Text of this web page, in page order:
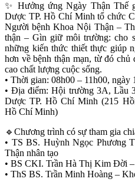
✨ Hưởng ứng Ngày Thận Thế
Dược TP. Hồ Chí Minh tổ chức
Người bệnh Khoa Nội Thận –
thận – Gìn giữ môi trường: cho
những kiến thức thiết thực giúp
hơn về bệnh thận mạn, từ đó chủ
cao chất lượng cuộc sống.
• Thời gian: 08h00 – 11h00, ngày
• Địa điểm: Hội trường 3A, Lầu
Dược TP. Hồ Chí Minh (215
Hồ Chí Minh)
🔹Chương trình có sự tham gia
• TS BS. Huỳnh Ngọc Phương
Thận nhân tạo
• BS CKI. Trần Hà Thị Kim Đời
• ThS BS. Trần Minh Hoàng –